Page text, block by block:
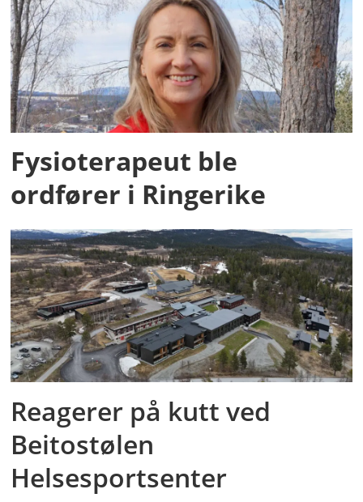
Fysioterapeut ble
ordfører i Ringerike
Reagerer på kutt ved
Beitostølen
Helsesportsenter